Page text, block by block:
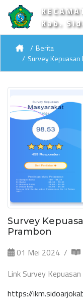
Kab.
Berita
Survey
Survey
Prambon
01 Mei 2024
Link Survey
https://